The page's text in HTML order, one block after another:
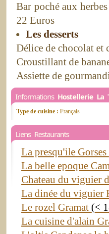
Bar poché aux
22 Euros
Les desserts
Délice de chocolat et
Croustillant de
Assiette de
Informations Hostellerie La
Type de cuisine : Français
Liens Restaurants
La presqu'ile Gorses
La belle epoque
Chateau du viguier
La dinée du viguier
Le rozel Gramat (<
La cuisine d'alain